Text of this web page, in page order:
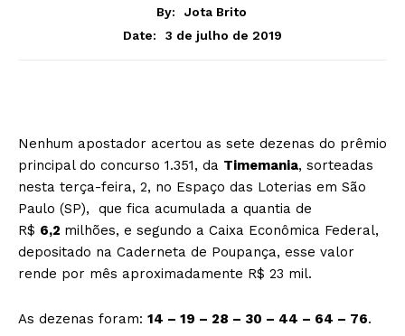
By:
Jota Brito
Date:
3 de julho de 2019
Nenhum apostador acertou as sete dezenas do prêmio
principal do concurso 1.351, da Timemania, sorteadas
nesta terça-feira, 2, no Espaço das Loterias em São
Paulo (SP), que fica acumulada a quantia de
R$ 6,2 milhões, e segundo a Caixa Econômica Federal,
depositado na Caderneta de Poupança, esse valor
rende por mês aproximadamente R$ 23 mil.
As dezenas foram: 14 – 19 – 28 – 30 – 44 – 64 – 76.